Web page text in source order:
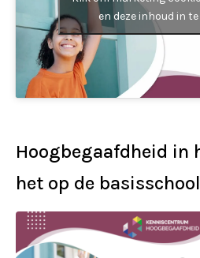
en deze inhoud in
Hoogbegaafdheid in
het op de basisschool